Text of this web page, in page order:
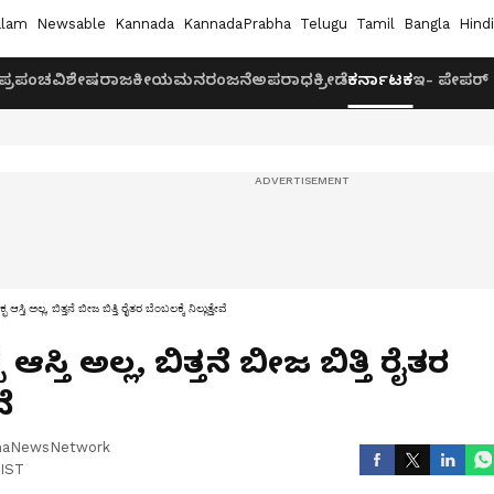
Newsable Kannada KannadaPrabha Telugu Tamil Bangla Hindi
ಪ್ರಪಂಚವಿಶೇಷರಾಜಕೀಯಮನರಂಜನೆಅಪರಾಧಕ್ರೀಡೆಕರ್ನಾಟಕಇ- ಪೇಪರ್
ಆಸ್ತಿ ಅಲ್ಲ, ಬಿತ್ತನೆ ಬೀಜ ಬಿತ್ತಿ ರೈತರ ಬೆಂಬಲಕ್ಕೆ ನಿಲ್ಲುತ್ತೇವೆ
ಅಲ್ಲ, ಬಿತ್ತನೆ ಬೀಜ ಬಿತ್ತಿ ರೈತರ